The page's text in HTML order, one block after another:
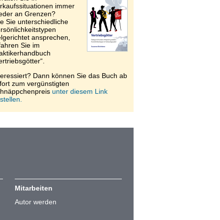
immer
an Grenzen?
Sie unterschiedliche
ansprechen,
Sie im
Dann können Sie das Buch ab
zum vergünstigten
unter diesem Link
Mitarbeiten
Autor werden